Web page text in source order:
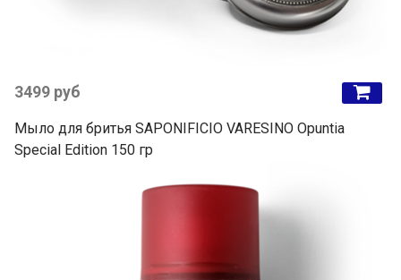
3499 руб
Мыло для бритья SAPONIFICIO VARESINO Opuntia
Special Edition 150 гр